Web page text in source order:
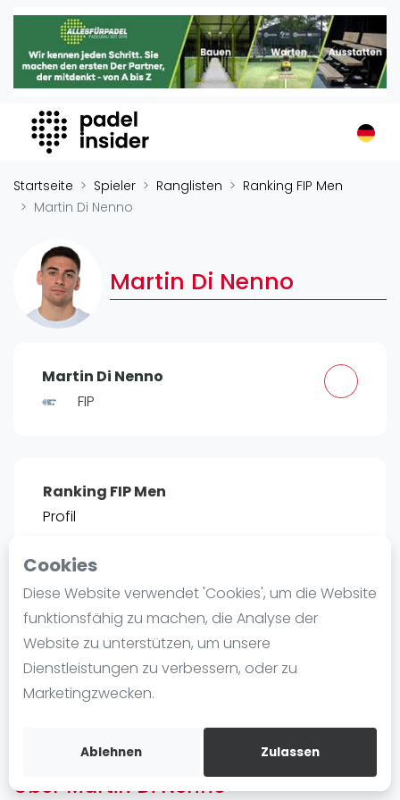
Cookies
Diese Website verwendet 'Cookies', um die Website
funktionsfähig zu machen, die Analyse der
Website zu unterstützen, um unsere
Dienstleistungen zu verbessern, oder zu
Marketingzwecken.
Ablehnen Zulassen
Padel Insider
Home
Organisationen
Buchungssysteme
Padel-Shops
Padel-Marken
Verschiedenes
Veranstaltungen
Turniere
Playtomic
Frauen
FIP Männer
Blog
Die Geschichte von Padel
Regeln und Punktzählung
Padel Schläge
Video
Startseite Spieler Ranglisten
Ranking FIP Men
Martin Di Nenno
Martin Di Nenno
Martin Di Nenno
FIP
Ranking FIP Men
Profil
POSITIE
#9 5.880
Bist du
Kostenloses Konto erstellen
Über Martin Di Nenno